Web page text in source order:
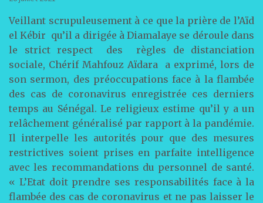
Veillant scrupuleusement à ce que la prière de l’Aïd
el Kébir qu’il a dirigée à Diamalaye se déroule dans
le strict respect des règles de distanciation
sociale, Chérif Mahfouz Aïdara a exprimé, lors de
son sermon, des préoccupations face à la flambée
des cas de coronavirus enregistrée ces derniers
temps au Sénégal. Le religieux estime qu’il y a un
relâchement généralisé par rapport à la pandémie.
Il interpelle les autorités pour que des mesures
restrictives soient prises en parfaite intelligence
avec les recommandations du personnel de santé.
« L’Etat doit prendre ses responsabilités face à la
flambée des cas de coronavirus et ne pas laisser le